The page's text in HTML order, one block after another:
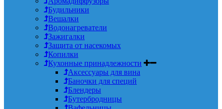
Будильники
Вешалки
Водонагреватели
Зажигалки
Защита от насекомых
Копилки
Кухонные принадлежности
Аксессуары для вина
Баночки для специй
Блендеры
Бутербродницы